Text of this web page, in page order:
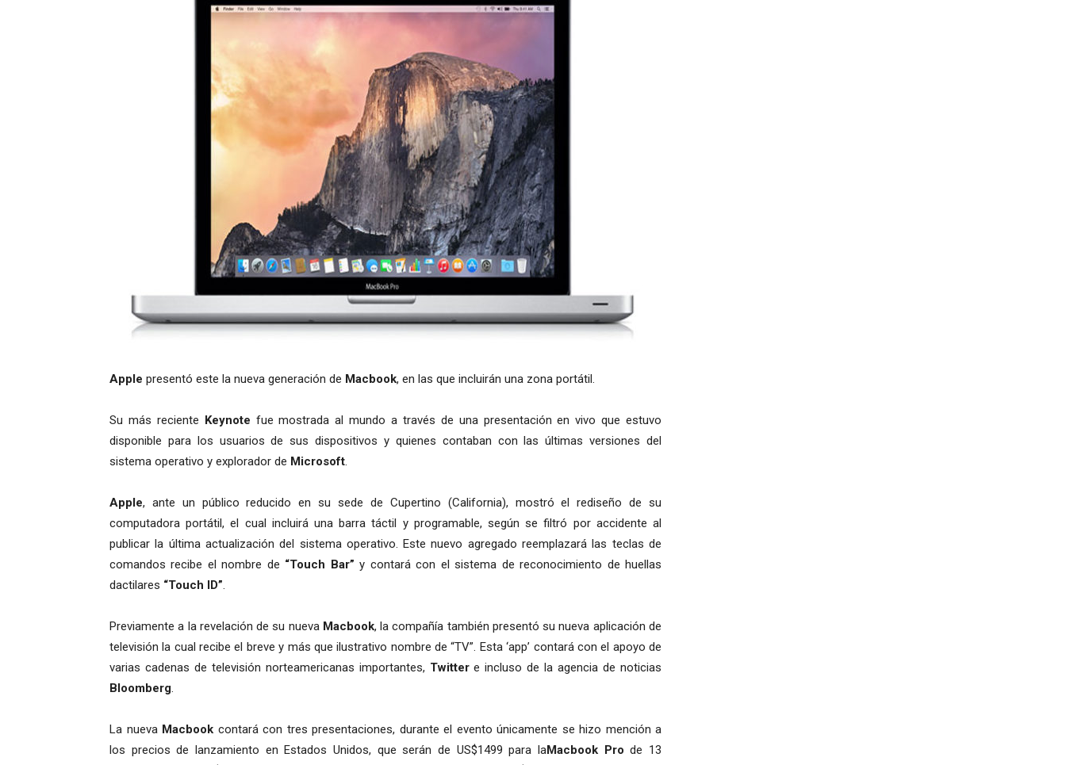
Apple presentó este la nueva generación de Macbook, en las que incluirán una zona portátil.
Su más reciente Keynote fue mostrada al mundo a través de una presentación en vivo que estuvo
disponible para los usuarios de sus dispositivos y quienes contaban con las últimas versiones del
sistema operativo y explorador de Microsoft.
Apple, ante un público reducido en su sede de Cupertino (California), mostró el rediseño de su
computadora portátil, el cual incluirá una barra táctil y programable, según se filtró por accidente al
publicar la última actualización del sistema operativo. Este nuevo agregado reemplazará las teclas de
comandos recibe el nombre de “Touch Bar” y contará con el sistema de reconocimiento de huellas
dactilares “Touch ID”.
Previamente a la revelación de su nueva Macbook, la compañía también presentó su nueva aplicación de
televisión la cual recibe el breve y más que ilustrativo nombre de “TV”. Esta ‘app’ contará con el apoyo de
varias cadenas de televisión norteamericanas importantes, Twittere incluso de la agencia de noticias
Bloomberg.
La nueva Macbook contará con tres presentaciones, durante el evento únicamente se hizo mención a
los precios de lanzamiento en Estados Unidos, que serán de US$1499 para laMacbook Pro de 13